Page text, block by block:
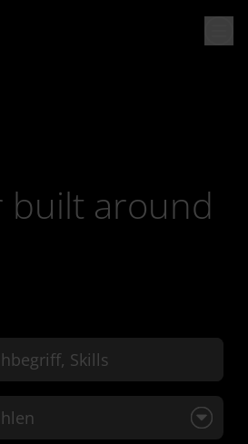
built around
Skills eingeben